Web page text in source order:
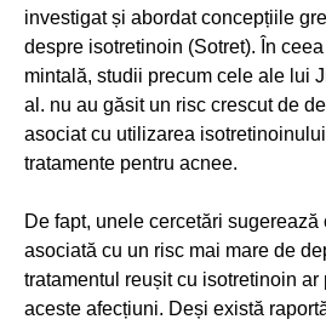
investigat și abordat concepțiile
despre isotretinoin (Sotret). În
mintală, studii precum cele ale lui
al. nu au găsit un risc crescut de
asociat cu utilizarea
tratamente pentru acnee.
De fapt, unele cercetări
asociată cu un risc mai mare de
tratamentul reușit cu isotretinoin
aceste afecțiuni. Deși există